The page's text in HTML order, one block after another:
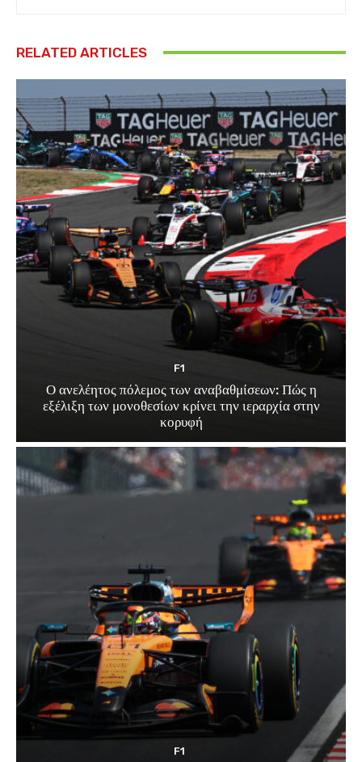
RELATED ARTICLES
F1
Ο ανελέητος πόλεμος των αναβαθμίσεων: Πώς η
εξέλιξη των μονοθεσίων κρίνει την ιεραρχία στην
κορυφή
F1